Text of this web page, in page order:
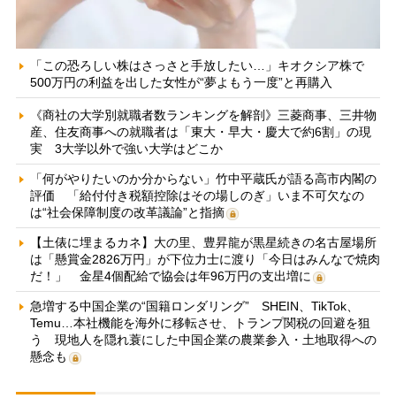
「この恐ろしい株はさっさと手放したい…」キオクシア株で
500万円の利益を出した女性が“夢よもう一度”と再購入
《商社の大学別就職者数ランキングを解剖》三菱商事、三井物
産、住友商事への就職者は「東大・早大・慶大で約6割」の現
実 3大学以外で強い大学はどこか
「何がやりたいのか分からない」竹中平蔵氏が語る高市内閣の
評価 「給付付き税額控除はその場しのぎ」いま不可欠なの
は“社会保障制度の改革議論”と指摘
【土俵に埋まるカネ】大の里、豊昇龍が黒星続きの名古屋場所
は「懸賞金2826万円」が下位力士に渡り「今日はみんなで焼肉
だ！」 金星4個配給で協会は年96万円の支出増に
急増する中国企業の“国籍ロンダリング” SHEIN、TikTok、
Temu…本社機能を海外に移転させ、トランプ関税の回避を狙
う 現地人を隠れ蓑にした中国企業の農業参入・土地取得への
懸念も